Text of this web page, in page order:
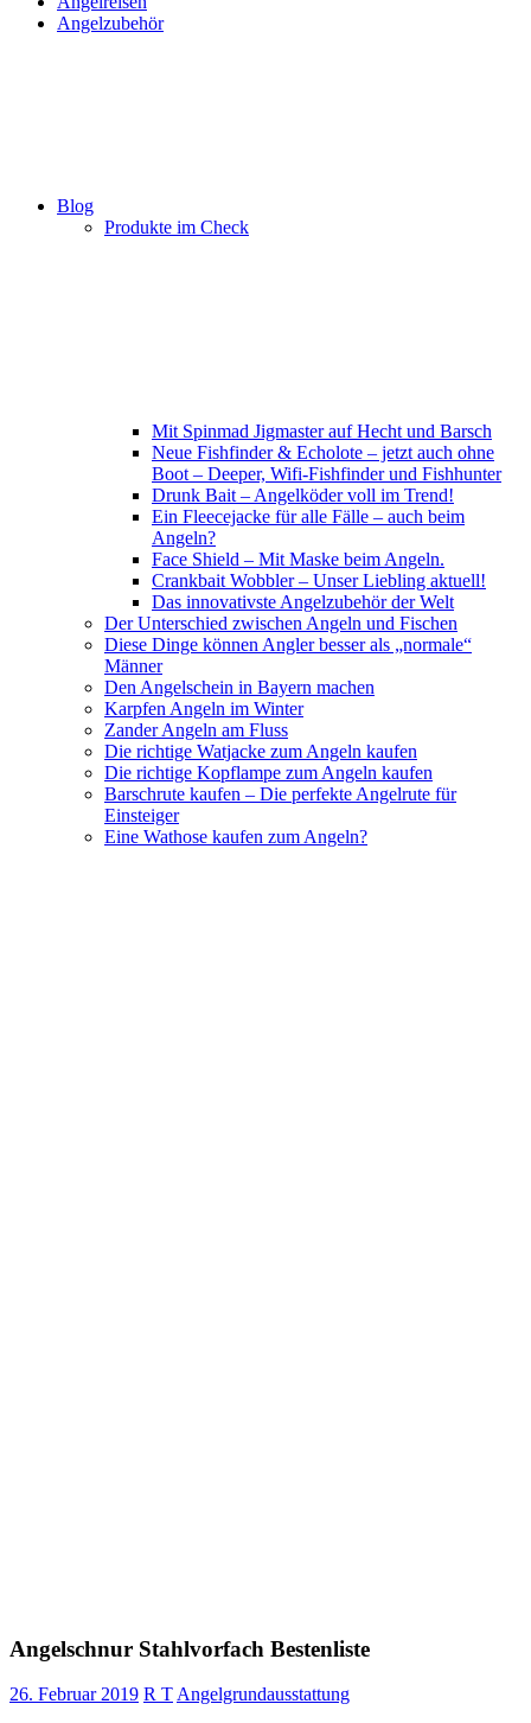
Angelzubehör
Blog
Produkte im Check
Mit Spinmad Jigmaster auf Hecht und Barsch
Neue Fishfinder & Echolote – jetzt auch ohne
Boot – Deeper, Wifi-Fishfinder und Fishhunter
Drunk Bait – Angelköder voll im Trend!
Ein Fleecejacke für alle Fälle – auch beim
Angeln?
Face Shield – Mit Maske beim Angeln.
Crankbait Wobbler – Unser Liebling aktuell!
Das innovativste Angelzubehör der Welt
Der Unterschied zwischen Angeln und Fischen
Diese Dinge können Angler besser als „normale“
Männer
Den Angelschein in Bayern machen
Karpfen Angeln im Winter
Zander Angeln am Fluss
Die richtige Watjacke zum Angeln kaufen
Die richtige Kopflampe zum Angeln kaufen
Barschrute kaufen – Die perfekte Angelrute für
Einsteiger
Eine Wathose kaufen zum Angeln?
Angelschnur Stahlvorfach Bestenliste
26. Februar 2019 R TAngelgrundausstattung